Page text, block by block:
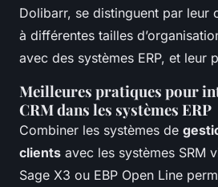
Dolibarr, se distinguent par leur
à différentes tailles
avec des systèmes ERP, et leur
Meilleures pratiques pour
CRM dans les systèmes ERP
Combiner les systèmes de
clients avec les systèmes SRM
Sage X3 ou EBP Open Line